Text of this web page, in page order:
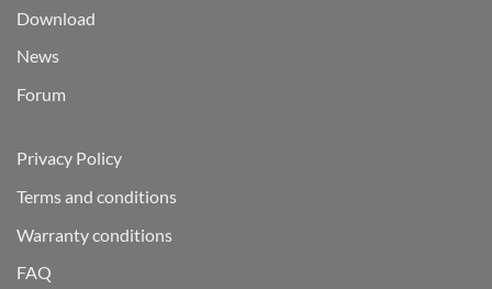
Download
News
Forum
Privacy Policy
Terms and conditions
Warranty conditions
FAQ